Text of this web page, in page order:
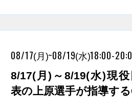
08/17(月)~08/19(水)18:00-
8/17(月)～8/19(水)現
表の上原選手が指導す